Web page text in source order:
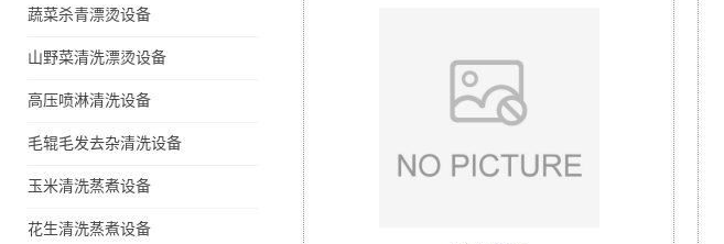
蔬菜杀青漂烫设备
山野菜清洗漂烫设备
高压喷淋清洗设备
毛辊毛发去杂清洗设备
玉米清洗蒸煮设备
花生清洗蒸煮设备